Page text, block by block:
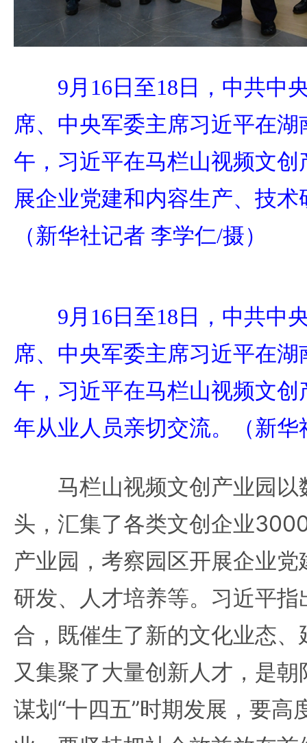
9月16日至18日，中共中
席、中央军委主席习近平在
午，习近平在马栏山视频文
展企业党建和内容生产、技
（新华社记者 李学仁/摄）
9月16日至18日，中共中
席、中央军委主席习近平在
午，习近平在马栏山视频文
年从业人员亲切交流。（新
马栏山视频文创产业园以
头，汇集了各类文创企业
产业园，考察园区开展企业
研发、人才培养等。习近平
合，既催生了新的文化业态
又集聚了大量创新人才，是
谋划“十四五”时期发展，要高